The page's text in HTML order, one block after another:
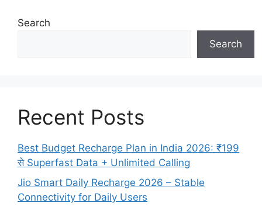
Search
Search
Recent Posts
Best Budget Recharge Plan in India 2026: ₹199
से Superfast Data + Unlimited Calling
Jio Smart Daily Recharge 2026 – Stable
Connectivity for Daily Users